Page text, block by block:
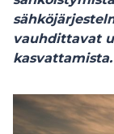
vauhdittavat
kasvattamista.